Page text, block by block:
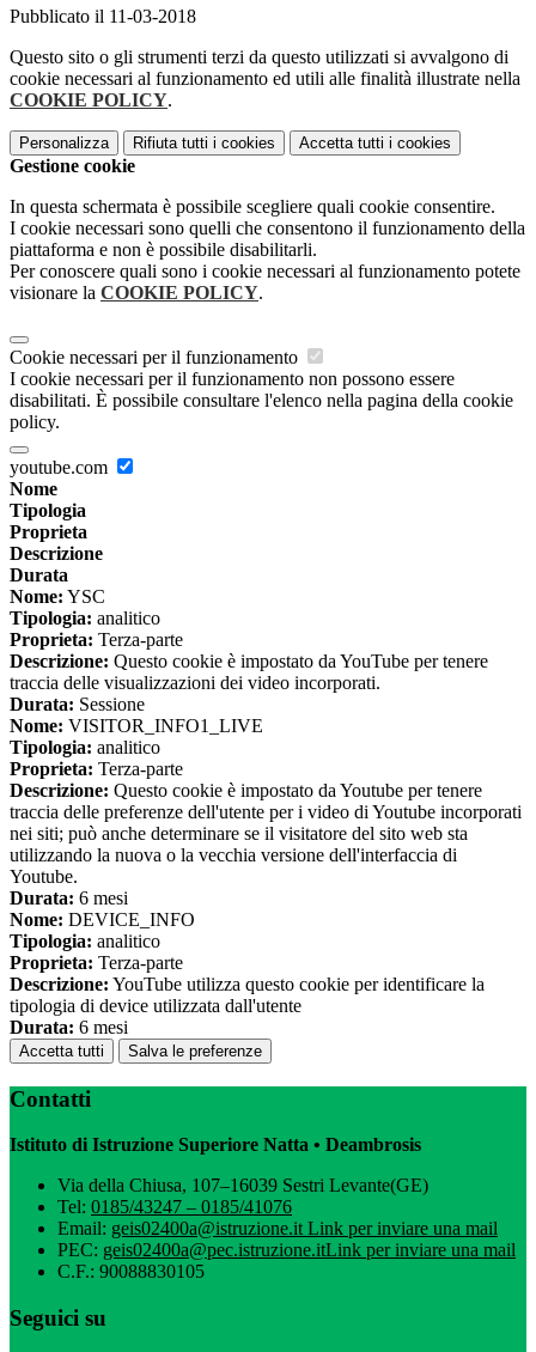
Pubblicato il 11-03-2018
Questo sito o gli strumenti terzi da questo utilizzati si avvalgono di
cookie necessari al funzionamento ed utili alle finalità illustrate nella
COOKIE POLICY.
Personalizza Rifiuta tutti i cookies Accetta tutti i cookies
Gestione cookie
In questa schermata è possibile scegliere quali cookie consentire.
I cookie necessari sono quelli che consentono il funzionamento della
piattaforma e non è possibile disabilitarli.
Per conoscere quali sono i cookie necessari al funzionamento potete
visionare la COOKIE POLICY.
Cookie necessari per il funzionamento
I cookie necessari per il funzionamento non possono essere
disabilitati. È possibile consultare l'elenco nella pagina della cookie
policy.
youtube.com
Nome
Tipologia
Proprieta
Descrizione
Durata
Nome: YSC
Tipologia: analitico
Proprieta: Terza-parte
Descrizione: Questo cookie è impostato da YouTube per tenere
traccia delle visualizzazioni dei video incorporati.
Durata: Sessione
Nome: VISITOR_INFO1_LIVE
Tipologia: analitico
Proprieta: Terza-parte
Descrizione: Questo cookie è impostato da Youtube per tenere
traccia delle preferenze dell'utente per i video di Youtube incorporati
nei siti; può anche determinare se il visitatore del sito web sta
utilizzando la nuova o la vecchia versione dell'interfaccia di
Youtube.
Durata: 6 mesi
Nome: DEVICE_INFO
Tipologia: analitico
Proprieta: Terza-parte
Descrizione: YouTube utilizza questo cookie per identificare la
tipologia di device utilizzata dall'utente
Durata: 6 mesi
Accetta tutti Salva le preferenze
Contatti
Istituto di Istruzione Superiore Natta • Deambrosis
Via della Chiusa, 107–16039 Sestri Levante(GE)
Tel: 0185/43247 – 0185/41076
Email: geis02400a@istruzione.itLink per inviare una mail
PEC: geis02400a@pec.istruzione.itLink per inviare una mail
C.F.: 90088830105
Seguici su